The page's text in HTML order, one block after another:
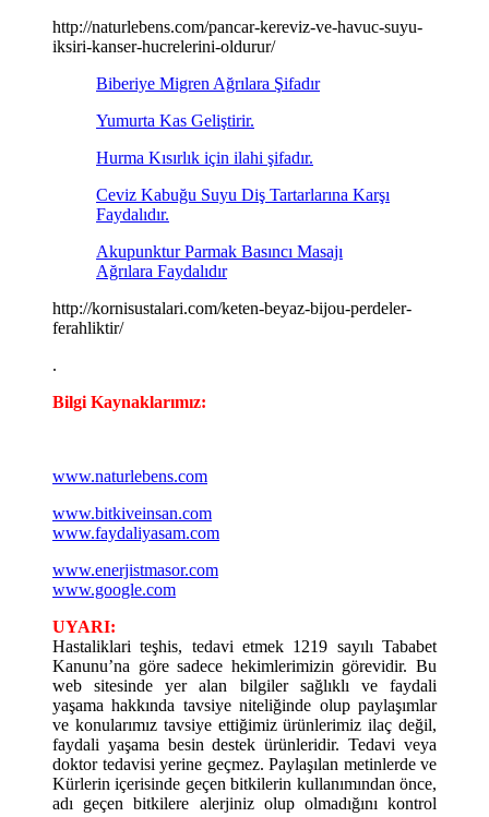
http://naturlebens.com/pancar-kereviz-ve-havuc-suyu-
iksiri-kanser-hucrelerini-oldurur/
Biberiye Migren Ağrılara Şifadır
Yumurta Kas Geliştirir.
Hurma Kısırlık için ilahi şifadır.
Ceviz Kabuğu Suyu Diş Tartarlarına Karşı
Faydalıdır.
Akupunktur Parmak Basıncı Masajı
Ağrılara Faydalıdır
http://kornisustalari.com/keten-beyaz-bijou-perdeler-
ferahliktir/
.
Bilgi Kaynaklarımız:
www.naturlebens.com
www.bitkiveinsan.com
www.faydaliyasam.com
www.enerjistmasor.com
www.google.com
UYARI:
Hastaliklari teşhis, tedavi etmek 1219 sayılı Tababet
Kanunu’na göre sadece hekimlerimizin görevidir. Bu
web sitesinde yer alan bilgiler sağlıklı ve faydali
yaşama hakkında tavsiye niteliğinde olup paylaşımlar
ve konularımız tavsiye ettiğimiz ürünlerimiz ilaç değil,
faydali yaşama besin destek ürünleridir. Tedavi veya
doktor tedavisi yerine geçmez. Paylaşılan metinlerde ve
Kürlerin içerisinde geçen bitkilerin kullanımından önce,
adı geçen bitkilere alerjiniz olup olmadığını kontrol